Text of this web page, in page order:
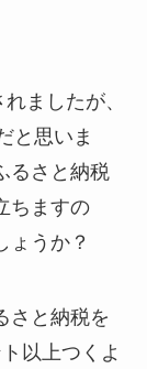
ましたが、
と思いま
るさと納税
ちますの
ょうか？
さと納税を
以上つくよ